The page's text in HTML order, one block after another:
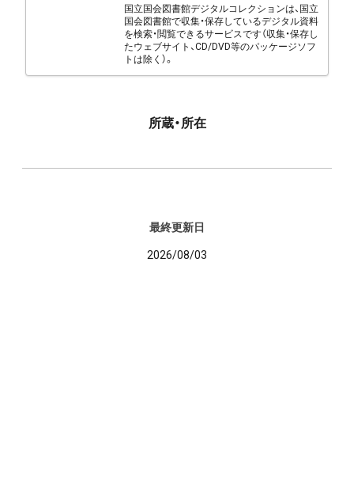
国立国会図書館デジタルコレクションは、国立
国会図書館で収集・保存しているデジタル資料
を検索・閲覧できるサービスです（収集・保存し
たウェブサイト、CD/DVD等のパッケージソフ
トは除く）。
所蔵・所在
最終更新日
2026/08/03